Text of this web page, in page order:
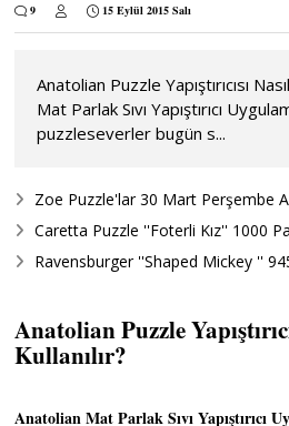
9 15 Eylül 2015 Salı
Anatolian Puzzle Yapıştırıcısı
Mat Parlak Sıvı Yapıştırıcı
puzzleseverler bugün s...
Zoe Puzzle'lar 30 Mart Perşembe
Caretta Puzzle ''Foterli Kız'' 1000
Ravensburger ''Shaped Mickey ''
Anatolian Puzzle
Kullanılır?
Anatolian Mat Parlak Sıvı Yapıştırıcı